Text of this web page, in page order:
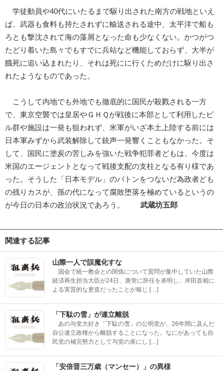
学徒動員や40代にいたるまで駆り出された南方の戦地といえ
ば、武器も食料も持たされずに輸送される途中、太平洋で船も
ろとも撃沈されて海の藻屑となった命も少なくない。かつがつ
たどり着いた島々でもすでに兵站など機能しておらず、大半が
餓死に追い込まれたり、それは死にに行くためだけに駆り出さ
れたようなものであった。
こうして内地でも外地でも徹底的に国民が殺戮される一方
で、東京空襲では皇居やＧＨＱが戦後に本部として利用したビ
ル群や施設は一発も狙われず、米軍がいざ本土上陸する前には
日本軍みずから武装解除して銃声一発響くこともなかった。そ
して、国民に塗炭の苦しみを強いた戦争犯罪者どもは、今度は
米国のエージェントとなって戦後支配の支柱となる有り様であ
った。そうした「日本モデル」のバトンをつないだ為政者ども
の残りカスが、孫の代になって腐敗堕落を極めているというの
が今日の日本の政治状況であろう。
武蔵坊五郎
関連する記事
山際一人で誤魔化すな
国会で統一教会との関係について質問が集中していた山際
経済再生担当大臣が24日、唐突に辞任を表明し、岸田首相に
よる実質的な更迭だったことが報じ […]
「下駄の雪」が連立離脱
あの与党大好き「下駄の雪」の公明党が、26年間に及んだ
自公連立政権から離脱することになった。なにがあっても自
民党の補完勢力として与党の座にし […]
「安倍晋三万歳（マンセー）」の異様